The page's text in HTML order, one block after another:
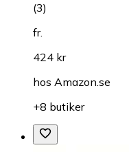
(3)
fr.
424 kr
hos Amazon.se
+8 butiker